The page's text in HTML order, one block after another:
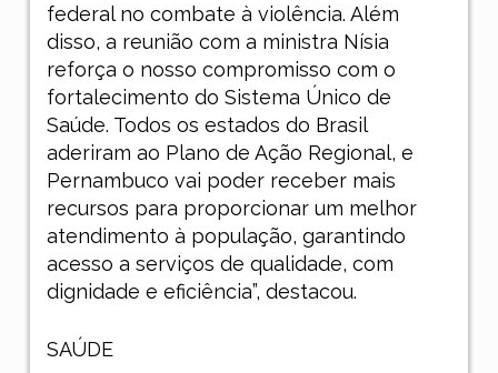
federal no combate à violência. Além
disso, a reunião com a ministra Nísia
reforça o nosso compromisso com o
fortalecimento do Sistema Único de
Saúde. Todos os estados do Brasil
aderiram ao Plano de Ação Regional, e
Pernambuco vai poder receber mais
recursos para proporcionar um melhor
atendimento à população, garantindo
acesso a serviços de qualidade, com
dignidade e eficiência”, destacou.
SAÚDE